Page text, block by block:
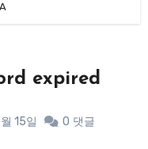
expired
15일 0 댓글